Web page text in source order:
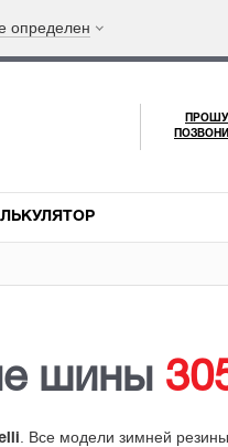
определен
ПРОШУ
шины
. Все модели зимней